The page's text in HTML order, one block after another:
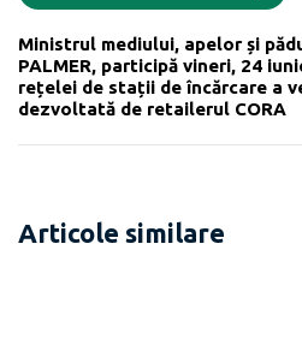
Ministrul mediului, apelor și
PALMER, participă vineri, 24
rețelei de stații de încărcare a
dezvoltată de retailerul CORA
Articole similare